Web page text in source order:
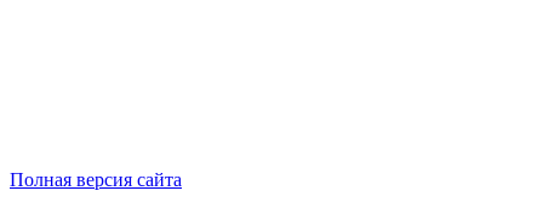
Полная версия сайта